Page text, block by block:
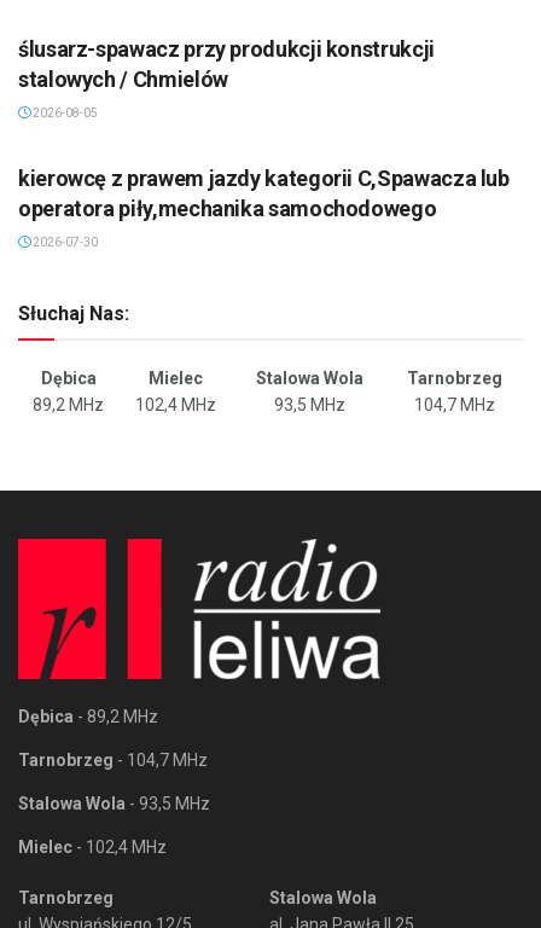
ślusarz-spawacz przy produkcji konstrukcji
stalowych / Chmielów
2026-08-05
kierowcę z prawem jazdy kategorii C,Spawacza lub
operatora piły,mechanika samochodowego
2026-07-30
Słuchaj Nas:
Dębica Mielec Stalowa Wola
Tarnobrzeg
89,2 MHz
102,4 MHz 93,5 MHz 104,7 MHz
Dębica - 89,2 MHz
Tarnobrzeg - 104,7 MHz
Stalowa Wola - 93,5 MHz
Mielec - 102,4 MHz
Tarnobrzeg
ul. Wyspiańskiego 12/5
Stalowa Wola
al. Jana Pawła II 25